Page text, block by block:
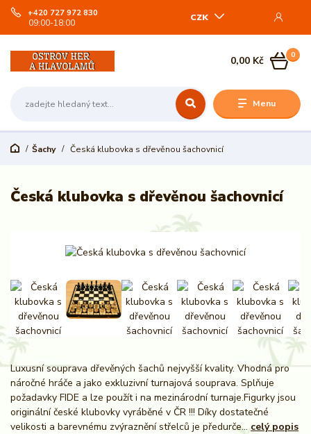
Menu
CZK
+420 727 972 830
09:00-18:00
0
0,00 Kč
Šachy Česká klubovka s dřevěnou šachovnicí
Česká klubovka s dřevěnou šachovnicí
Luxusní souprava dřevěných šachů nejvyšší kvality. Vhodná pro
náročné hráče a jako exkluzivní turnajová souprava. Splňuje
požadavky FIDE a lze použít i na mezinárodní turnaje.Figurky jsou
originální české klubovky vyráběné v ČR !!! Díky dostatečné
velikosti a barevnému zvýraznění střelců je předurče... celý popis